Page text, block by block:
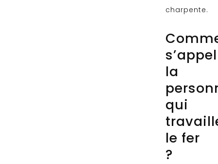
charpente.
la
qui
le fer
?